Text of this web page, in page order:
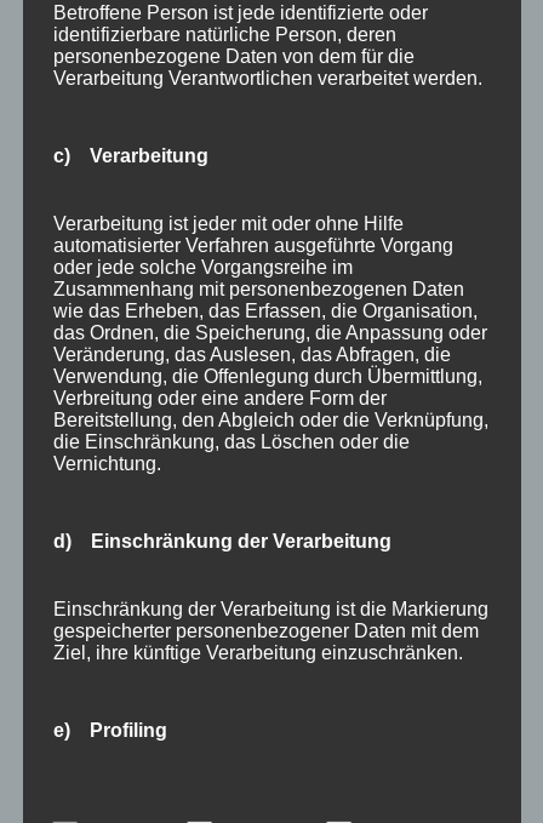
Suchen
nach:
Neueste Beiträge
Public Viewing Fußball-WM 2026 in Oberstdorf
Oberstdorf im Mai – perfekter Frühlingsurlaub
Extra Rabatt im März
Traveller Review Award 2026
Blog
Kategorien
Betroffene Person ist jede identifizierte oder
identifizierbare natürliche Person, deren
personenbezogene Daten von dem für die
Verarbeitung Verantwortlichen verarbeitet werden.
c) Verarbeitung
Verarbeitung ist jeder mit oder ohne Hilfe
automatisierter Verfahren ausgeführte Vorgang
oder jede solche Vorgangsreihe im
Zusammenhang mit personenbezogenen Daten
wie das Erheben, das Erfassen, die Organisation,
das Ordnen, die Speicherung, die Anpassung oder
Veränderung, das Auslesen, das Abfragen, die
Verwendung, die Offenlegung durch Übermittlung,
Verbreitung oder eine andere Form der
Bereitstellung, den Abgleich oder die Verknüpfung,
die Einschränkung, das Löschen oder die
Vernichtung.
d) Einschränkung der Verarbeitung
Einschränkung der Verarbeitung ist die Markierung
gespeicherter personenbezogener Daten mit dem
Ziel, ihre künftige Verarbeitung einzuschränken.
e) Profiling